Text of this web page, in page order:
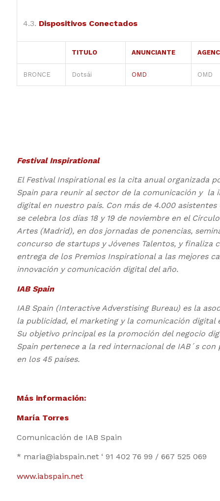
4.3. Dispositivos Conectados
TITULO ANUNCIANTE
BRONCE Dotsái OMD OMD
Festival Inspirational
El Festival Inspirational es la cita anual organizada
Spain para reunir al sector de la comunicación y la
digital en nuestro país. Con más de 4.000 asistentes
se celebra los días 18 y 19 de noviembre en el
Artes (Madrid), en dos jornadas de ponencias,
concurso de startups y Jóvenes Talentos, y finaliza
entrega de los Premios Inspirational a las mejores
innovación y comunicación digital del año.
IAB Spain
IAB Spain (Interactive Adverstising Bureau) es la
la publicidad, el marketing y la comunicación digital
Su objetivo principal es la promoción del negocio
Spain pertenece a la red internacional de IAB´s con
en los 45 países.
Más información:
María Torres
Comunicación de IAB Spain
* maria@iabspain.net ‘ 91 402 76 99 / 667 525 069
www.iabspain.net